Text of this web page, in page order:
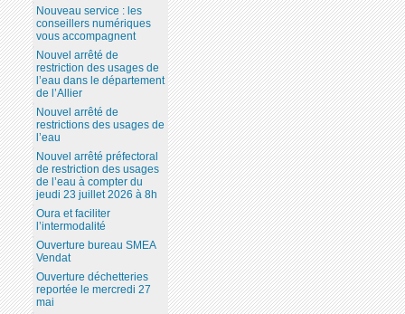
Nouveau service : les
conseillers numériques
vous accompagnent
Nouvel arrêté de
restriction des usages de
l’eau dans le département
de l’Allier
Nouvel arrêté de
restrictions des usages de
l’eau
Nouvel arrêté préfectoral
de restriction des usages
de l’eau à compter du
jeudi 23 juillet 2026 à 8h
Oura et faciliter
l’intermodalité
Ouverture bureau SMEA
Vendat
Ouverture déchetteries
reportée le mercredi 27
mai